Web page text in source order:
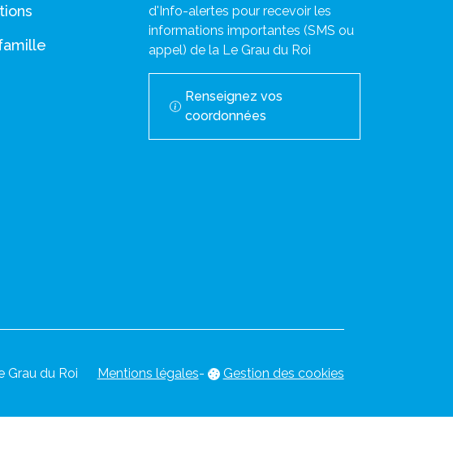
d'Info-alertes pour recevoir les
informations importantes (SMS ou
appel) de la Le Grau du Roi
Renseignez vos
coordonnées
Grau du Roi Mentions légales- Gestion des cookies